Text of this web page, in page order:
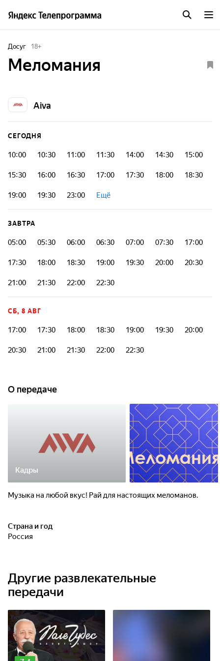
Досуг 18+
Меломания
Aiva
СЕГОДНЯ
10:00 10:30 11:00 11:30 14:00 14:30 15:00
15:30 16:00 16:30 17:00 17:30 18:00 18:30
19:00 19:30 23:00 Ещё
ЗАВТРА
05:00 05:30 06:00 06:30 07:00 07:30 17:00
17:30 18:00 18:30 19:00 19:30 20:00 20:30
21:00 21:30 22:00 22:30
СБ, 8 АВГ
17:00 17:30 18:00 18:30 19:00 19:30 20:00
20:30 21:00 21:30 22:00 22:30
О передаче
Кадры
Музыка на любой вкус! Рай для настоящих меломанов.
Страна и год
Россия
Другие развлекательные
передачи